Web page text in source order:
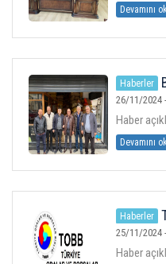
ÜYELER
MEVZUAT
İLETIŞIM
Devamını
Haberler
26/11/2024
Haber
Devamını
Haberler
Yayında
25/11/2024
Haber